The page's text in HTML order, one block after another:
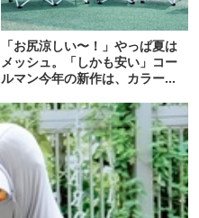
「お尻涼しい〜！」やっぱ夏は
メッシュ。「しかも安い」コー
ルマン今年の新作は、カラーも